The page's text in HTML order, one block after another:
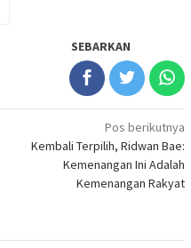
SEBARKAN
Pos berikutnya
Kembali Terpilih, Ridwan Bae:
Kemenangan Ini Adalah
Kemenangan Rakyat